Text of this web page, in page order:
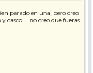
parado en una, pero creo
casco.... no creo que fueras